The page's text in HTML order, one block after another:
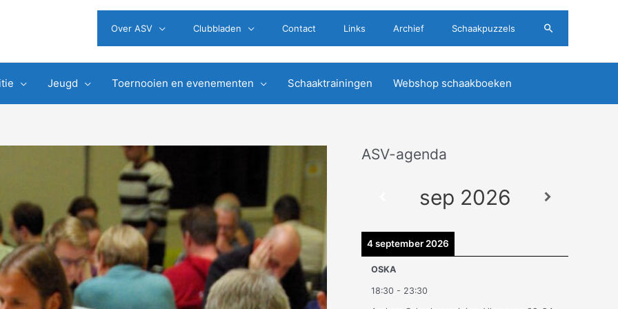
Over ASV Clubbladen Contact Links Archief Schaakpuzzels Zoeken
Jeugd Toernooien en evenementen Schaaktrainingen Webshop schaakboeken
ASV-agenda
sep 2026
4 september 2026
OSKA
18:30 - 23:30
A
e